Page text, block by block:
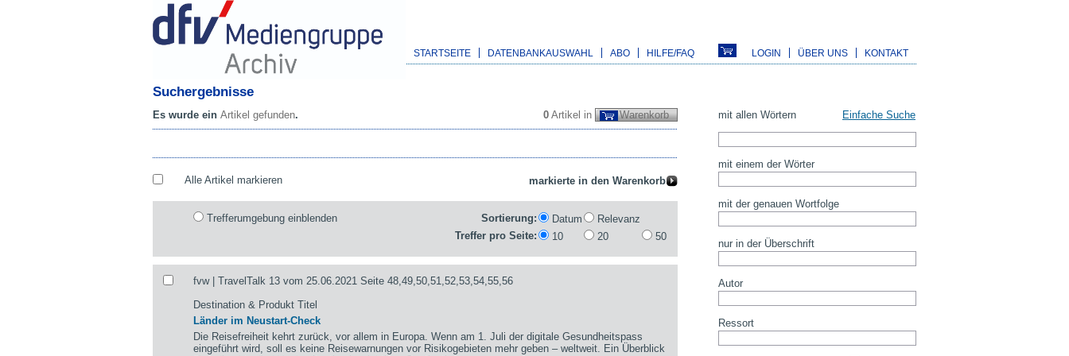
STARTSEITE DATENBANKAUSWAHL ABO HILFE/FAQ LOGIN ÜBER UNS KONTAKT
Suchergebnisse
0 Artikel in Warenkorb
Es wurde ein Artikel gefunden.
Alle Artikel markieren
Trefferumgebung einblenden Sortierung: Datum
Relevanz
Treffer pro Seite:
10 20 50
fvw | TravelTalk 13 vom 25.06.2021 Seite 48,49,50,51,52,53,54,55,56
Destination & Produkt Titel
Länder im Neustart-Check
Die Reisefreiheit kehrt zurück, vor allem in Europa. Wenn am 1. Juli der digitale Gesundheitspass
eingeführt wird, soll es keine Reisewarnungen vor Risikogebieten mehr geben – weltweit. Ein Überblick
mit allen Wörtern Einfache Suche
mit einem der Wörter
mit der genauen Wortfolge
nur in der Überschrift
Autor
Ressort